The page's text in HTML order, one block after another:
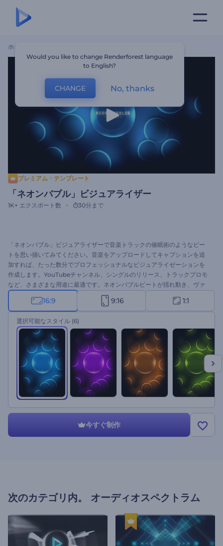
ホーム
プレミアム・テンプレート
「ネオンバブル」ビジュアライザー
1K+ エクスポート数 30分まで
「ネオンバブル」ビジュアライザーで音楽トラックの催眠術のようなビー
トを思い描いてみてください。音楽をアップロードしてキャプションを追
加すれば、たった数分でプロフェッショナルなビジュアライゼーションを
作成します。YouTubeチャンネル、シングルのリリース、トラックプロモ
など、さまざまな用途に最適です。ネオンバブルビートが揺れ動き、ヴァ
イブにフィーリングを与える力を取り入れましょう。今すぐお試しくださ
16:9 9:16 1:1
選択可能なスタイル (6)
今すぐ制作
次のカテゴリ内。 オーディオスペクトラム
Would you like to change Renderforest language
to English?
CHANGE No, thanks